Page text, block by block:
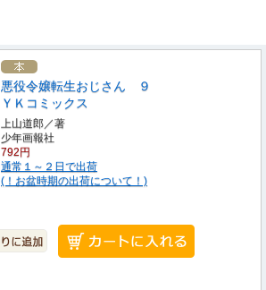
悪役令嬢転生おじさん ９
ＹＫコミックス
上山道郎／著
少年画報社
792円
通常１～２日で出荷
(！お盆時期の出荷について！)